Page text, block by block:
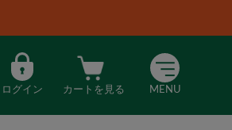
ログイン カートを見る MENU